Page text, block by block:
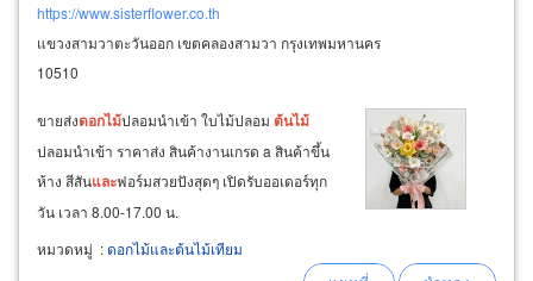
https://www.sisterflower.co.th
แขวงสามวาตะวันออก เขตคลองสามวา กรุงเทพมหานคร
10510
ขายส่งดอกไม้ปลอมนำเข้า ใบไม้ปลอม ต้นไม้
ปลอมนำเข้า ราคาส่ง สินค้างานเกรด a สินค้าขึ้น
ห้าง สีสันและฟอร์มสวยปังสุดๆ เปิดรับออเดอร์ทุก
วัน เวลา 8.00-17.00 น.
หมวดหมู่ :ดอกไม้และต้นไม้เทียม